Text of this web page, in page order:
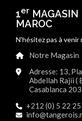
1er MAGASIN
MAROC
N'hésitez pas à
Notre Magasin
Adresse: 13,
Abdellah Rajii (
Casablanca
+212 (0) 5 22